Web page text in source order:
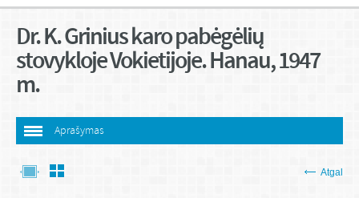
Dr. K. Grinius karo pabėgėlių
stovykloje Vokietijoje. Hanau, 1947
m.
Aprašymas
Atgal